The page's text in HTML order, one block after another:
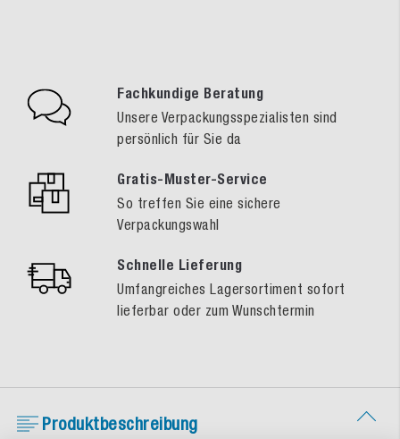
Fachkundige Beratung
Unsere Verpackungsspezialisten sind
persönlich für Sie da
Gratis-Muster-Service
So treffen Sie eine sichere
Verpackungswahl
Schnelle Lieferung
Umfangreiches Lagersortiment sofort
lieferbar oder zum Wunschtermin
Produktbeschreibung